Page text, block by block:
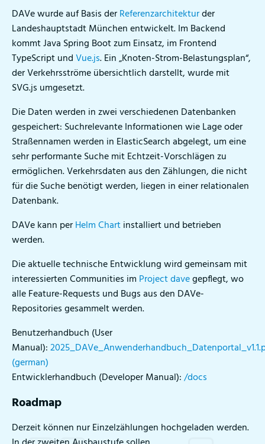
DAVe wurde auf Basis derReferenzarchitekturder
Landeshauptstadt München entwickelt. Im Backend
kommt Java Spring Boot zum Einsatz, im Frontend
TypeScript undVue.js. Ein „Knoten-Strom-Belastungsplan“,
der Verkehrsströme übersichtlich darstellt, wurde mit
SVG.js umgesetzt.
Die Daten werden in zwei verschiedenen Datenbanken
gespeichert: Suchrelevante Informationen wie Lage oder
Straßennamen werden in ElasticSearch abgelegt, um eine
sehr performante Suche mit Echtzeit-Vorschlägen zu
ermöglichen. Verkehrsdaten aus den Zählungen, die nicht
für die Suche benötigt werden, liegen in einer relationalen
Datenbank.
DAVe kann perHelm Chartinstalliert und betrieben
werden.
Die aktuelle technische Entwicklung wird gemeinsam mit
interessierten Communities im Project davegepflegt, wo
alle Feature-Requests und Bugs aus den DAVe-
Repositories gesammelt werden.
Benutzerhandbuch (User
Manual):
(german)
Entwicklerhandbuch (Developer Manual):/docs
Roadmap
Derzeit können nur Einzelzählungen hochgeladen werden.